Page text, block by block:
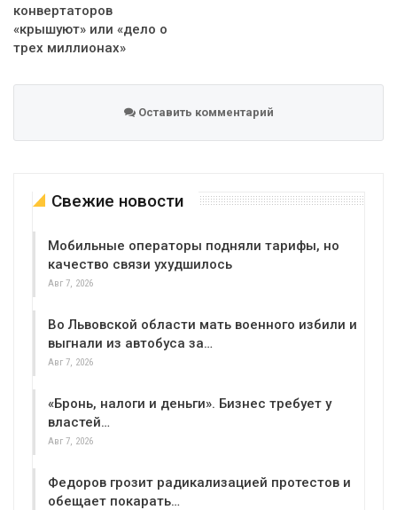
конвертаторов
«крышуют» или «дело о
трех миллионах»
Оставить комментарий
Свежие новости
Мобильные операторы подняли тарифы, но
качество связи ухудшилось
Авг 7, 2026
Во Львовской области мать военного избили и
выгнали из автобуса за…
Авг 7, 2026
«Бронь, налоги и деньги». Бизнес требует у
властей…
Авг 7, 2026
Федоров грозит радикализацией протестов и
обещает покарать…